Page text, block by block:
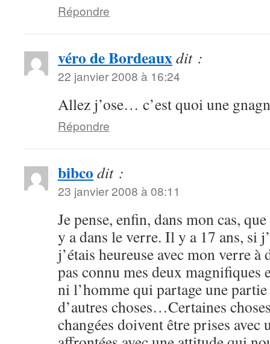
Répondre
véro de Bordeauxdit :
22 janvier 2008 à 16:24
Allez j’ose… c’est quoi une
Répondre
bibco dit :
23 janvier 2008 à 08:11
Je pense, enfin, dans mon cas,
y a dans le verre. Il y a 17 ans, si
j’étais heureuse avec mon verre
pas connu mes deux magnifiques
ni l’homme qui partage une
d’autres choses…Certaines
changées doivent être prises avec